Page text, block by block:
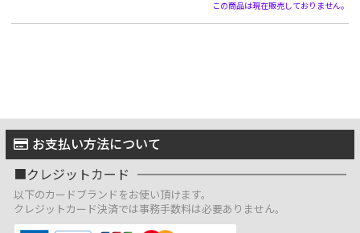
この商品は現在販売しておりません。
お支払い方法について
クレジットカード
以下のカードブランドをお使い頂けます。
クレジットカード決済では事務手数料は必要ありません。